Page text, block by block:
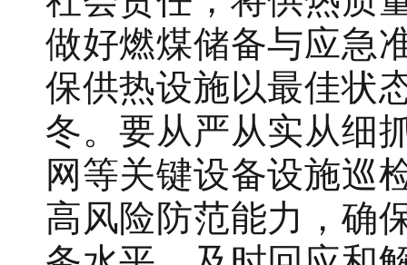
做好燃煤储备与应急
保供热设施以最佳状
冬。要从严从实从细
网等关键设备设施巡
高风险防范能力，确